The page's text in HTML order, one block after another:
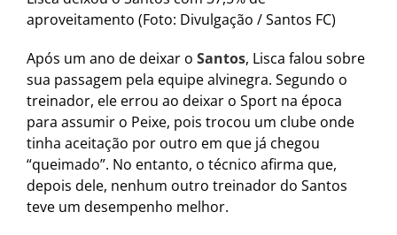
aproveitamento (Foto: Divulgação / Santos FC)
Após um ano de deixar o Santos, Lisca falou sobre
sua passagem pela equipe alvinegra. Segundo o
treinador, ele errou ao deixar o Sport na época
para assumir o Peixe, pois trocou um clube onde
tinha aceitação por outro em que já chegou
“queimado”. No entanto, o técnico afirma que,
depois dele, nenhum outro treinador do Santos
teve um desempenho melhor.